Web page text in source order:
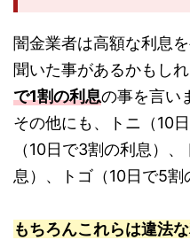
闇金業者は高額な利息
聞いた事があるかもしれ
で1割の利息の事を言い
その他にも、トニ（10
（10日で3割の利息）
息）、トゴ（10日で5割
もちろんこれらは違法